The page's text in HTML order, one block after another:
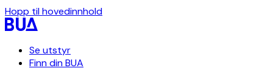
Hopp til hovedinnhold
Se utstyr
Finn din BUA